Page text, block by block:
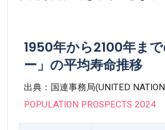
1950年から2100年ま
ー」の平均寿命推移
出典：国連事務局(UNITED
POPULATION PROSPECTS 2024